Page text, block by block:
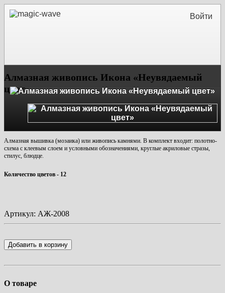
Войти
Алмазная живопись Икона «Неувядаемый
цвет»
Алмазная вышивка (мозаика) или живопись камнями. В комплект входит: полотно-
схема с клеевым слоем и условными обозначениями, круглые акриловые стразы,
стилус, блюдце.
Количество цветов - 12
Артикул: АЖ-2008
Добавить в корзину
О товаре